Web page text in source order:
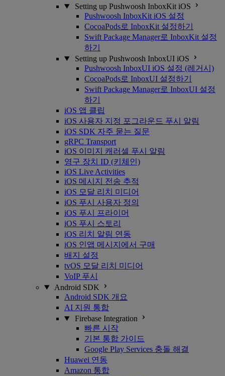
Setting up Pushwoosh InboxKit iOS
Pushwoosh InboxKit iOS 설정
CocoaPods로 InboxKit 설정하기
Swift Package Manager로 InboxKit 설정
하기
Setting up Pushwoosh InboxUI iOS
Pushwoosh InboxUI iOS 설정 (레거시)
CocoaPods로 InboxUI 설정하기
Swift Package Manager로 InboxUI 설정
하기
iOS 앱 클립
iOS 사용자 지정 포그라운드 푸시 알림
iOS SDK 자주 묻는 질문
gRPC Transport
iOS 이미지 캐러셀 푸시 알림
영구 장치 ID (키체인)
iOS Live Activities
iOS 메시지 전송 추적
iOS 모달 리치 미디어
iOS 푸시 사용자 정의
iOS 푸시 프라이머
iOS 푸시 스토리
iOS 리치 알림 연동
iOS 인앱 메시지에서 구매
배지 설정
tvOS 모달 리치 미디어
VoIP 푸시
Android SDK
Android SDK 개요
AI 지원 통합
Firebase Integration
빠른 시작
기본 통합 가이드
Google Play Services 충돌 해결
Huawei 연동
Amazon 통합